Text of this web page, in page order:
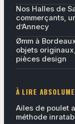
Nos Halles de
commerçants,
d’Annecy
Ømm à
objets
pièces design
À LIRE
Ailes de poulet
méthode